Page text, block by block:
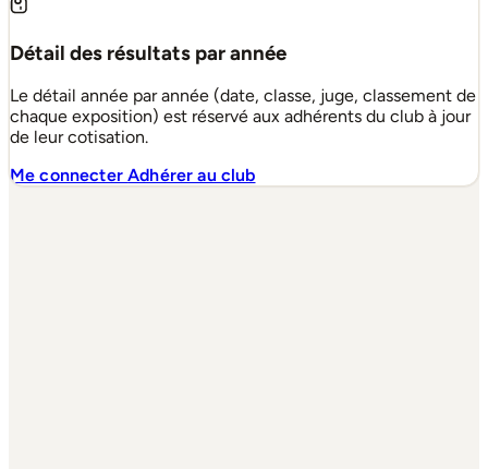
Détail des résultats par année
Le détail année par année (date, classe, juge, classement de
chaque exposition) est réservé aux adhérents du club à jour
de leur cotisation.
Me connecterAdhérer au club